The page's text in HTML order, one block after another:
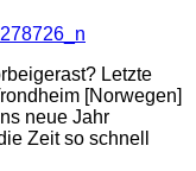
Letzte
[Norwegen]
neue Jahr
Zeit so schnell